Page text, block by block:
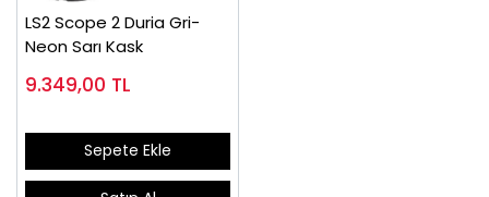
LS2 Scope 2 Duria Gri-
Neon Sarı Kask
9.349,00 TL
Sepete Ekle